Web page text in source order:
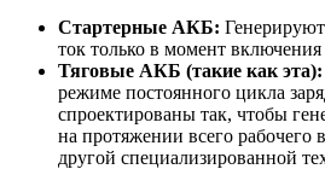
Стартерные АКБ:
ток только в момент
Тяговые АКБ (такие как эта):
режиме постоянного цикла
спроектированы так, чтобы
на протяжении всего рабочего
другой специализированной